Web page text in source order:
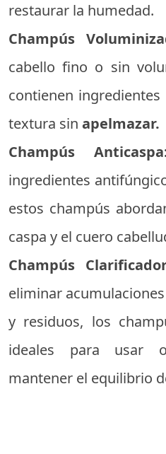
restaurar la humedad.
Champús
cabello fino o sin
contienen
textura sin apelmazar.
Champús
ingredientes
estos champús
caspa y el cuero
Champús
eliminar
y residuos, los
ideales para usar
mantener el equilibrio